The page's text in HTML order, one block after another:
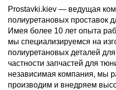
Prostavki.kiev — ведущая
полиуретановых проставок
Имея более 10 лет опыта
мы специализируемся на
полиуретановых деталей
частности запчастей для
независимая компания, мы
производим и внедряем